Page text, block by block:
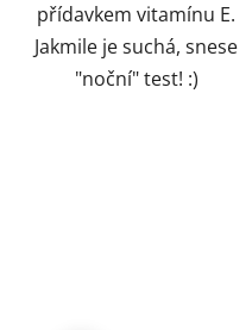
přídavkem vitamínu E.
Jakmile je suchá, snese
"noční" test! :)